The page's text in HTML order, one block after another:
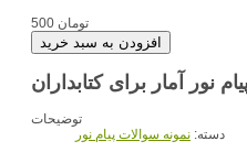
500 تومان
نور آمار برای کتابداران
توضیحات
دسته: نمونه سوالات پیام نور